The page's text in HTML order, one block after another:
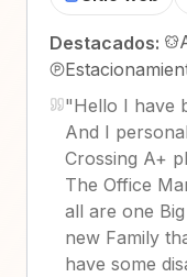
Destacados:
"Hello I have
And I
Crossing A+
The Office
all are one
new Family
have some